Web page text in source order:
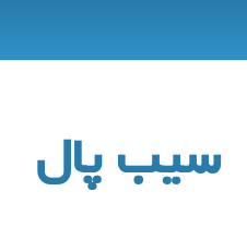
سیب پال